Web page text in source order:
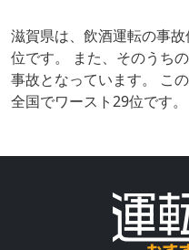
滋賀県は、飲酒運転の事
位です。 また、そのうち
事故となっています。 こ
全国でワースト29位です。